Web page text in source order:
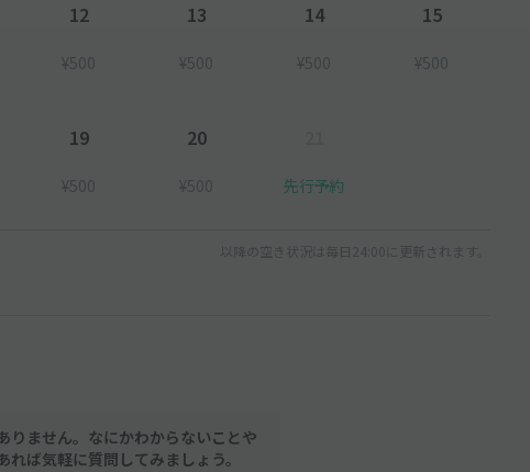
12
¥500
13
¥500
14
¥500
15
¥500
19
¥500
20
¥500 先行予約
以降の空き状況は毎日24:00に更新されます。
りません。なにかわからないことや
れば気軽に質問してみましょう。